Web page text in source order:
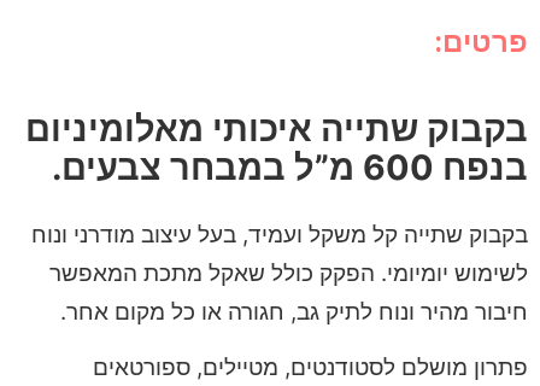
פרטים:
בקבוק שתייה איכותי מאלומיניום
בנפח 600 מ”ל במבחר צבעים.
בקבוק שתייה קל משקל ועמיד, בעל עיצוב מודרני ונוח
לשימוש יומיומי. הפקק כולל שאקל מתכת המאפשר
חיבור מהיר ונוח לתיק גב, חגורה או כל מקום אחר.
פתרון מושלם לסטודנטים, מטיילים, ספורטאים